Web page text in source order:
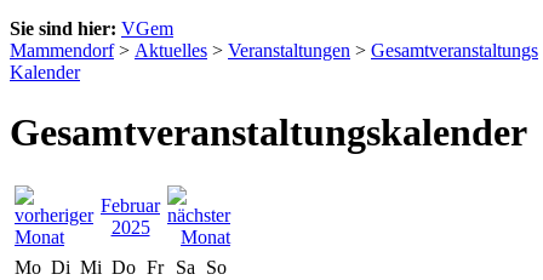
Sie sind hier: VGem
Mammendorf> Aktuelles > Veranstaltungen > Gesamtveranstaltungs
Kalender
Gesamtveranstaltungskalender
Februar
2025
Mo Di Mi Do Fr Sa
So